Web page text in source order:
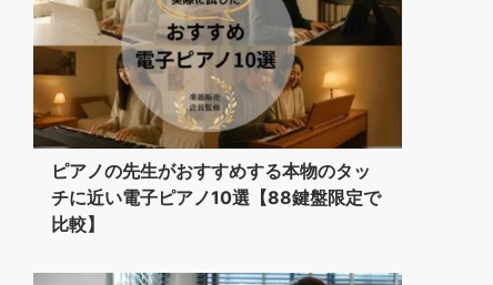
ピアノの先生がおすすめする本物のタッ
チに近い電子ピアノ10選【88鍵盤限定で
比較】